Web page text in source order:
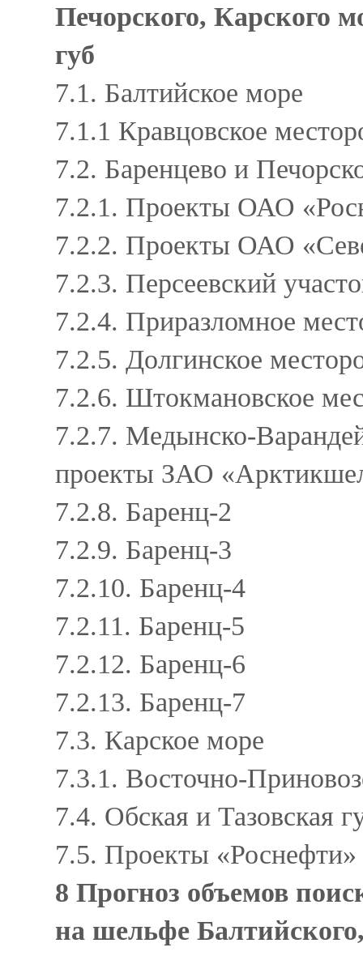
Печорского, Карского
губ
7.1. Балтийское море
7.1.1 Кравцовское
7.2. Баренцево и
7.2.1. Проекты ОАО
7.2.2. Проекты ОАО
7.2.3. Персеевский
7.2.4. Приразломное
7.2.5. Долгинское
7.2.6. Штокмановское
7.2.7. Медынско-
проекты ЗАО
7.2.8. Баренц-2
7.2.9. Баренц-3
7.2.10. Баренц-4
7.2.11. Баренц-5
7.2.12. Баренц-6
7.2.13. Баренц-7
7.3. Карское море
7.3.1. Восточно-
7.4. Обская и Тазовская
7.5. Проекты
8 Прогноз объемов
на шельфе